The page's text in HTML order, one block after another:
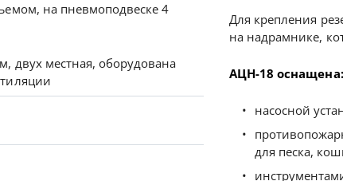
на пневмоподвеске 4
двух местная, оборудована
Для крепления
на надрамнике,
АЦН-18 оснащена:
насосной
для песка,